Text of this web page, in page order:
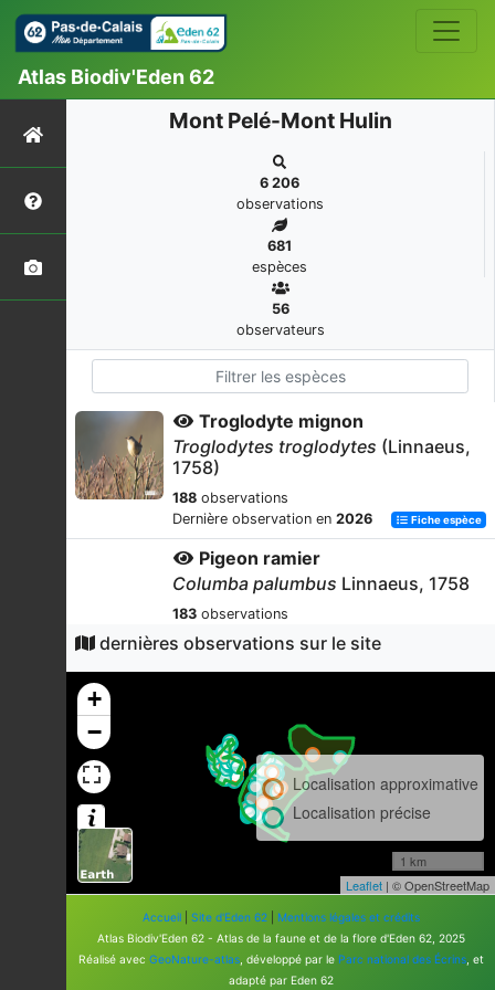
Atlas Biodiv'Eden 62
Mont Pelé-Mont Hulin
6 206
observations
681
espèces
56
observateurs
Troglodyte mignon
Troglodytes troglodytes (Linnaeus,
1758)
188 observations
Dernière observation en 2026 Fiche espèce
Pigeon ramier
Columba palumbus Linnaeus, 1758
183 observations
Dernière observation en 2026
Myrtil (Le)
observations
Dernière observation en2025
Faisan de Colchide
Phasianus colchicusLinnaeus, 1758
observations
Fiche espèce
Azuré de la Bugrane (L')
Polyommatus icarus(Rottemburg,
1775)
observations
dernières observations sur le site
+
−
Localisation approximative
Localisation précise
1 km
Leaflet | © OpenStreetMap
Accueil| Site d'Eden 62|
Mentions légales et crédits
Atlas Biodiv'Eden 62 - Atlas de la faune et de la flore d'Eden 62, 2025
Réalisé avec GeoNature-atlas, développé par le Parc national des Écrins, et
adapté par Eden 62